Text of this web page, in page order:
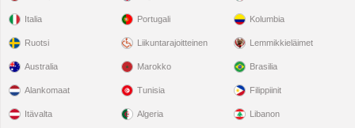
Italia
Ruotsi
Portugali
Liikuntarajoitteinen
Kolumbia
Lemmikkieläimet
Australia
Alankomaat
Itävalta
Marokko
Tunisia
Algeria
Brasilia
Filippiinit
Libanon